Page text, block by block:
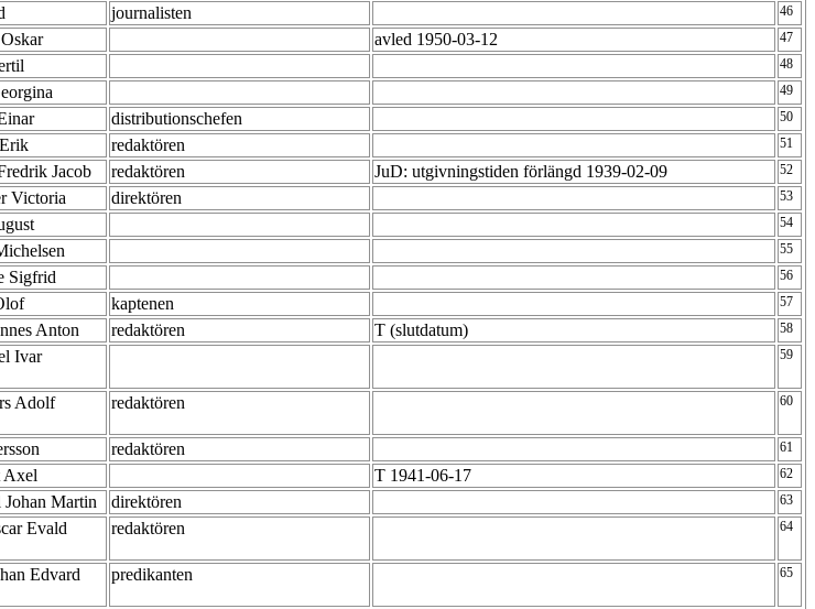
journalisten 46
avled 1950-03-12 47
48
49
distributionschefen 50
redaktören 51
Jacob redaktören JuD: utgivningstiden förlängd 1939-02-09 52
Victoria direktören 53
54
55
Sigfrid 56
kaptenen 57
Anton redaktören T (slutdatum) 58
Ivar 59
Adolf
redaktören 60
redaktören 61
Axel T 1941-06-17 62
Martin direktören 63
Evald redaktören 64
Edvard
predikanten 65